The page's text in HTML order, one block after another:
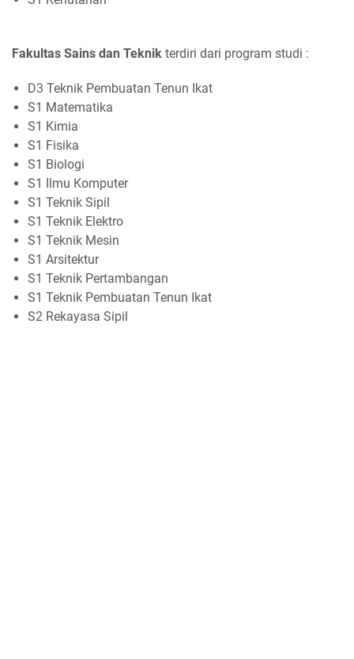
Fakultas Sains dan Teknik terdiri dari program studi :
D3 Teknik Pembuatan Tenun Ikat
S1 Matematika
S1 Kimia
S1 Fisika
S1 Biologi
S1 Ilmu Komputer
S1 Teknik Sipil
S1 Teknik Elektro
S1 Teknik Mesin
S1 Arsitektur
S1 Teknik Pertambangan
S1 Teknik Pembuatan Tenun Ikat
S2 Rekayasa Sipil